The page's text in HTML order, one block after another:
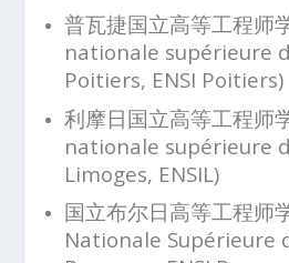
普瓦捷国立高等工程师
nationale supérieure
Poitiers, ENSI Poitiers)
利摩日国立高等工程师
nationale supérieure
Limoges, ENSIL)
国立布尔日高等工程师
Nationale Supérieure